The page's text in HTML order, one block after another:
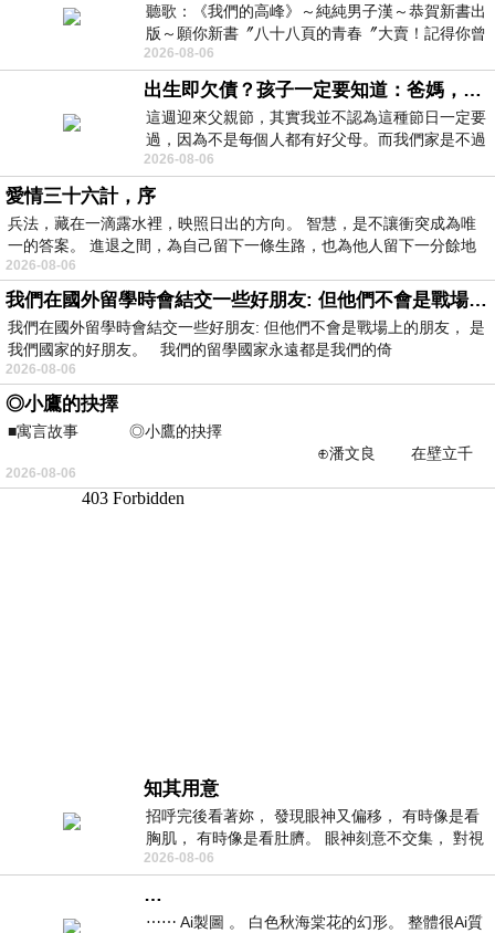
聽歌：《我們的高峰》～純純男子漢～恭賀新書出
版～願你新書〞八十八頁的青春〞大賣！記得你曾
經在我的版留言…「好讚的圖^^感覺大家
2026-08-06
出生即欠債？孩子一定要知道：爸媽，其實我不欠你們
這週迎來父親節，其實我並不認為這種節日一定要
過，因為不是每個人都有好父母。而我們家是不過
節的，平時也沒什麼儀式感，生活趨近冷
2026-08-06
愛情三十六計，序
兵法，藏在一滴露水裡，映照日出的方向。 智慧，是不讓衝突成為唯
一的答案。 進退之間，為自己留下一條生路，也為他人留下一分餘地
2026-08-06
我們在國外留學時會結交一些好朋友: 但他們不會是戰場上的朋友
我們在國外留學時會結交一些好朋友: 但他們不會是戰場上的朋友， 是
我們國家的好朋友。 我們的留學國家永遠都是我們的倚
2026-08-06
◎小鷹的抉擇
■寓言故事 ◎小鷹的抉擇
⊕潘文良 在壁立千
仞的懸崖上，有一座遮天蔽
2026-08-06
知其用意
招呼完後看著妳， 發現眼神又偏移， 有時像是看
胸肌， 有時像是看肚臍。 眼神刻意不交集， 對視
視線不對齊， 讓我很難不
2026-08-06
…
⋯⋯ Ai製圖 。 白色秋海棠花的幻形。 整體很Ai質